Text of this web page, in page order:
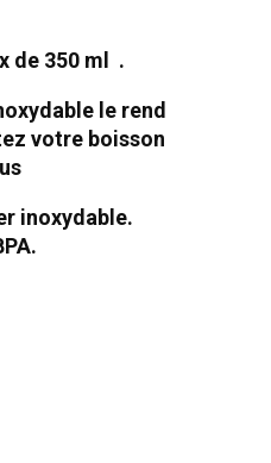
de 350 ml .
le rend
votre boisson
inoxydable.